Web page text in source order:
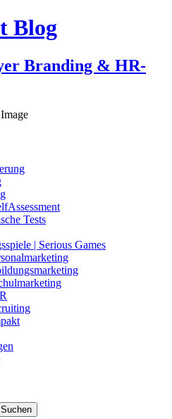
Blog
Branding & HR-
Tests
| Serious Games